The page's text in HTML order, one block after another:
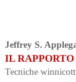
Jeffrey S.
IL
Tecniche